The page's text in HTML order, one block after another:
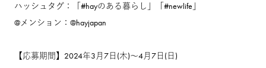
ハッシュタグ：「#hayのある暮らし」「#newlife」
@メンション：@hayjapan
【応募期間】2024年3月7日(木)〜4月7日(日)